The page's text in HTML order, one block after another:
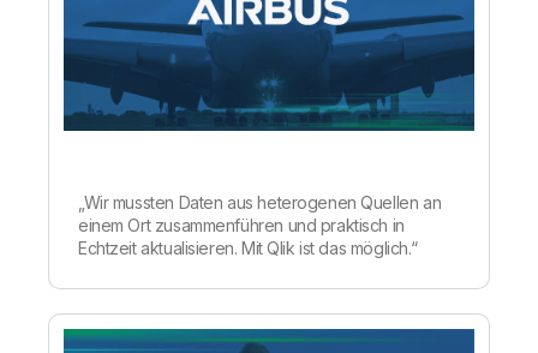
„Wir mussten Daten aus heterogenen Quellen an
einem Ort zusammenführen und praktisch in
Echtzeit aktualisieren. Mit Qlik ist das möglich.“